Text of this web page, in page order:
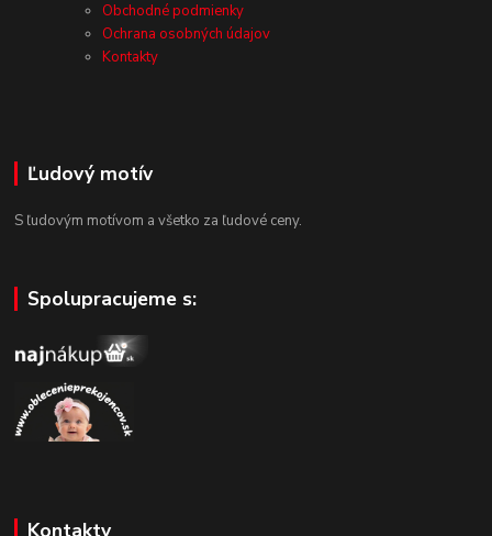
Obchodné podmienky
Ochrana osobných údajov
Kontakty
Ľudový motív
S ľudovým motívom a všetko za ľudové ceny.
Spolupracujeme s: